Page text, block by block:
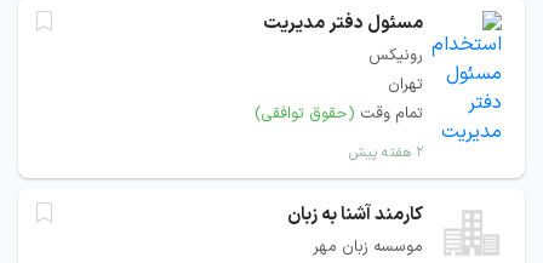
مسئول دفتر مدیریت
رونیکس
تهران
تمام وقت (حقوق توافقی)
۲ هفته پیش
کارمند آشنا به زبان
موسسه زبان مهر